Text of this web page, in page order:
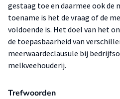
gestaag toe en daarmee ook de
toename is het de vraag of de
voldoende is. Het doel van het
de toepasbaarheid van
meerwaardeclausule bij
melkveehouderij.
Trefwoorden